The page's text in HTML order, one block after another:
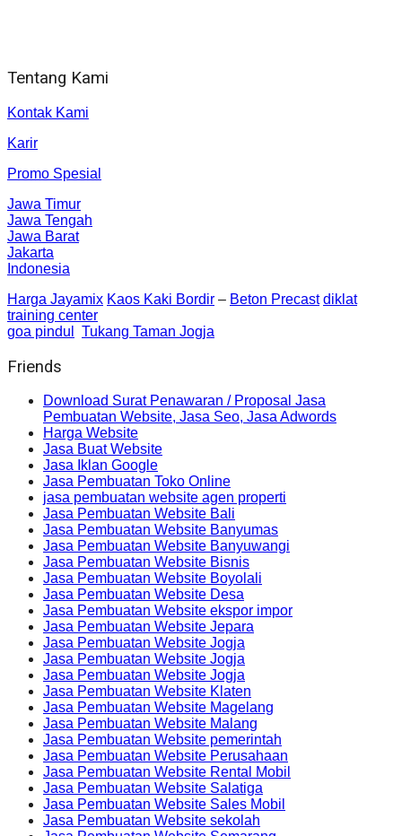
Tentang Kami
Kontak Kami
Karir
Promo Spesial
Jawa Timur
Jawa Tengah
Jawa Barat
Jakarta
Indonesia
Harga Jayamix Kaos Kaki Bordir – Beton Precast diklat
training center
goa pindul
Tukang Taman Jogja
Friends
Download Surat Penawaran / Proposal Jasa
Pembuatan Website, Jasa Seo, Jasa Adwords
Harga Website
Jasa Buat Website
Jasa Iklan Google
Jasa Pembuatan Toko Online
jasa pembuatan website agen properti
Jasa Pembuatan Website Bali
Jasa Pembuatan Website Banyumas
Jasa Pembuatan Website Banyuwangi
Jasa Pembuatan Website Bisnis
Jasa Pembuatan Website Boyolali
Jasa Pembuatan Website Desa
Jasa Pembuatan Website ekspor impor
Jasa Pembuatan Website Jepara
Jasa Pembuatan Website Jogja
Jasa Pembuatan Website Jogja
Jasa Pembuatan Website Jogja
Jasa Pembuatan Website Klaten
Jasa Pembuatan Website Magelang
Jasa Pembuatan Website Malang
Jasa Pembuatan Website pemerintah
Jasa Pembuatan Website Perusahaan
Jasa Pembuatan Website Rental Mobil
Jasa Pembuatan Website Salatiga
Jasa Pembuatan Website Sales Mobil
Jasa Pembuatan Website sekolah